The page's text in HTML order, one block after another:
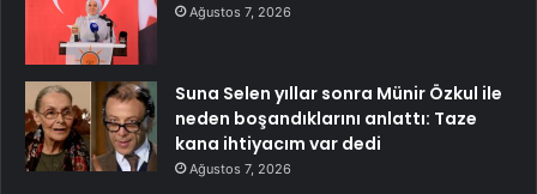
Ağustos 7, 2026
Suna Selen yıllar sonra Münir Özkul ile
neden boşandıklarını anlattı: Taze
kana ihtiyacım var dedi
Ağustos 7, 2026